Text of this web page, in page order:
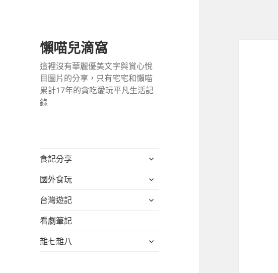
懶喵兒滴窩
這裡沒有華麗優美文字與賞心悅
目圖片的分享，只有宅宅和懶喵
累計17年的貪吃愛玩平凡生活記
錄
食記分享
展
子
單
國外食玩
展
子
台灣遊記
展
單
看劇筆記
雜七雜八
展